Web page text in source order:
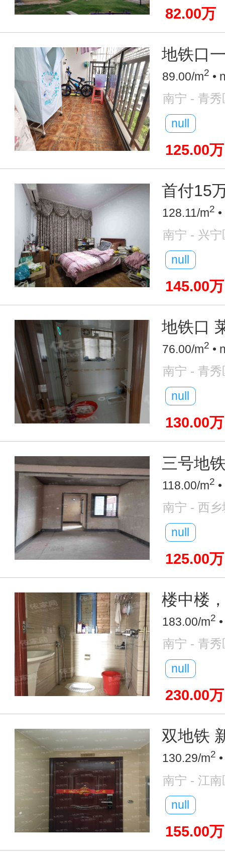
82.00万
地铁口
89.00/m2 •
南宁 - 青秀
null
125.00万
首付15
128.11/m2
南宁 - 兴宁
null
145.00万
地铁口
76.00/m2 •
南宁 - 青秀
null
130.00万
三号地
118.00/m2
南宁 - 西乡
null
125.00万
楼中楼
183.00/m2
南宁 - 青秀
null
230.00万
双地铁
130.29/m2
南宁 - 江南
null
155.00万